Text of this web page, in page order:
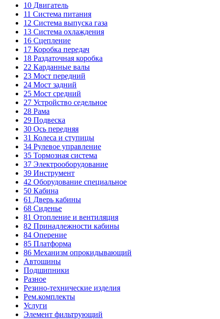
10 Двигатель
11 Система питания
12 Система выпуска газа
13 Система охлаждения
16 Сцепление
17 Коробка передач
18 Раздаточная коробка
22 Карданные валы
23 Мост передний
24 Мост задний
25 Мост средний
27 Устройство седельное
28 Рама
29 Подвеска
30 Ось передняя
31 Колеса и ступицы
34 Рулевое управление
35 Тормозная система
37 Электрооборудование
39 Инструмент
42 Оборудование специальное
50 Кабина
61 Дверь кабины
68 Сиденье
81 Отопление и вентиляция
82 Принадлежности кабины
84 Оперение
85 Платформа
86 Механизм опрокидывающий
Автошины
Подшипники
Разное
Резино-технические изделия
Рем.комплекты
Услуги
Элемент фильтрующий